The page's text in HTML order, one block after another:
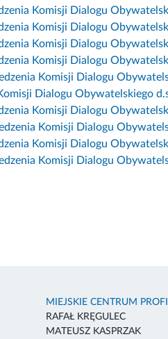
Komisji Dialogu
Komisji Dialogu
Komisji Dialogu
Komisji Dialogu
Komisji Dialogu
Dialogu Obywatelskiego
Komisji Dialogu
Komisji Dialogu
Komisji Dialogu
Komisji Dialogu
MIEJSKIE CENTRUM
RAFAŁ KRĘGULEC
MATEUSZ KASPRZAK